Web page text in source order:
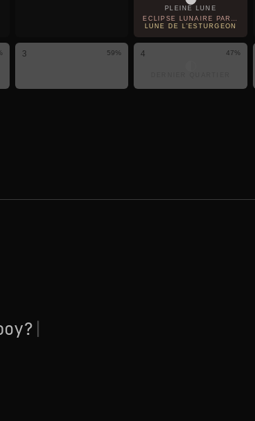
PLEINE LUNE
ÉCLIPSE LUNAIRE PARTIELLE
LUNE DE L’ESTURGEON
3 59% 4 47%